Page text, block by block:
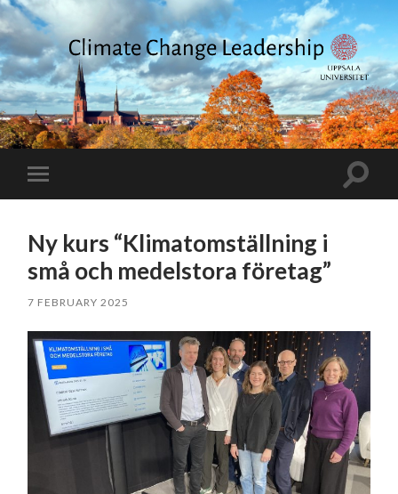
Climate
Change
Leadership
Toggle
mobile
Toggle
Ny kurs “Klimatomställning i
små och medelstora företag”
7 FEBRUARY 2025